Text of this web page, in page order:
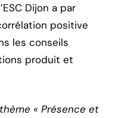
Dijon a par
positive
les conseils
produit et
« Présence et